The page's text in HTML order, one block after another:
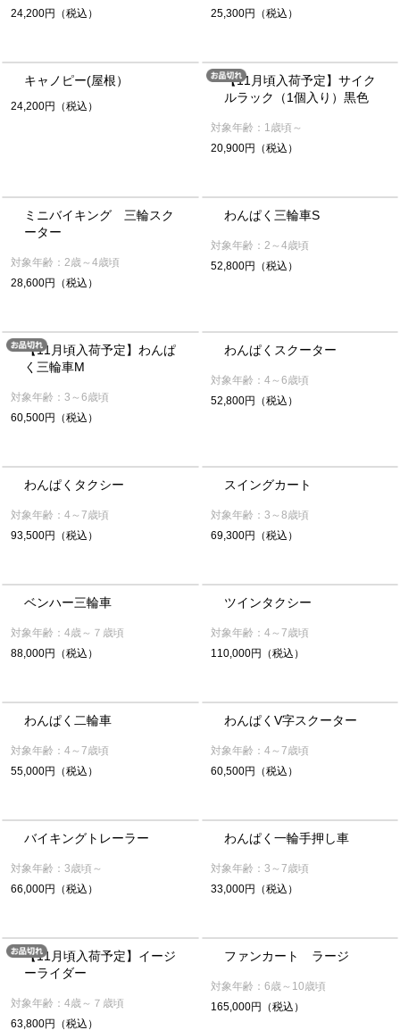
24,200円（税込）
25,300円（税込）
キャノピー(屋根）
24,200円（税込）
【11月頃入荷予定】サイク
ルラック（1個入り）黒色
対象年齢：1歳頃～
20,900円（税込）
ミニバイキング 三輪スク
ーター
対象年齢：2歳～4歳頃
28,600円（税込）
わんぱく三輪車S
対象年齢：2～4歳頃
52,800円（税込）
【11月頃入荷予定】わんぱ
く三輪車M
対象年齢：3～6歳頃
60,500円（税込）
わんぱくスクーター
対象年齢：4～6歳頃
52,800円（税込）
わんぱくタクシー
対象年齢：4～7歳頃
93,500円（税込）
スイングカート
対象年齢：3～8歳頃
69,300円（税込）
ベンハー三輪車
対象年齢：4歳～７歳頃
88,000円（税込）
ツインタクシー
対象年齢：4～7歳頃
110,000円（税込）
わんぱく二輪車
対象年齢：4～7歳頃
55,000円（税込）
わんぱくV字スクーター
対象年齢：4～7歳頃
60,500円（税込）
バイキングトレーラー
対象年齢：3歳頃～
66,000円（税込）
わんぱく一輪手押し車
対象年齢：3～7歳頃
33,000円（税込）
【11月頃入荷予定】イージ
ーライダー
対象年齢：4歳～７歳頃
63,800円（税込）
ファンカート ラージ
対象年齢：6歳～10歳頃
165,000円（税込）